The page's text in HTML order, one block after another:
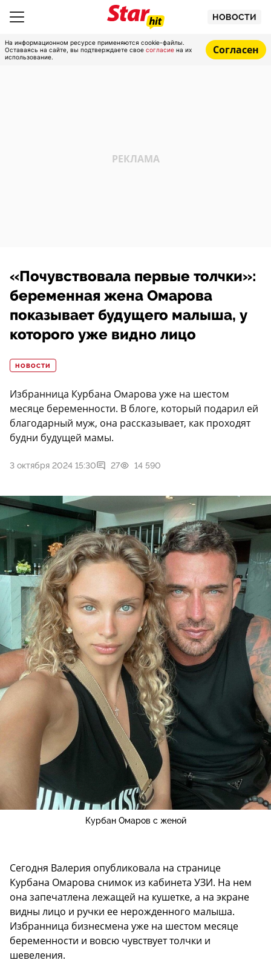
НОВОСТИ
На информационном ресурсе применяются cookie-файлы.
Оставаясь на сайте, вы подтверждаете свое согласие на их
использование.
Согласен
«Почувствовала первые толчки»:
беременная жена Омарова
показывает будущего малыша, у
которого уже видно лицо
НОВОСТИ
Избранница Курбана Омарова уже на шестом
месяце беременности. В блоге, который подарил ей
благодарный муж, она рассказывает, как проходят
будни будущей мамы.
3 октября 2024 15:30 27 14 590
Курбан Омаров с женой
Сегодня Валерия опубликовала на странице
Курбана Омарова снимок из кабинета УЗИ. На нем
она запечатлена лежащей на кушетке, а на экране
видны лицо и ручки ее нерожденного малыша.
Избранница бизнесмена уже на шестом месяце
беременности и вовсю чувствует толчки и
шевеления.